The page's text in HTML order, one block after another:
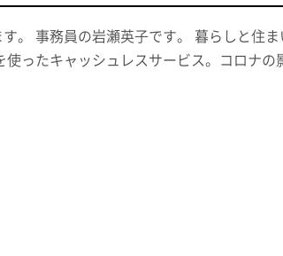
。 事務員の岩瀬英子です。 暮らしと住
ったキャッシュレスサービス。コロナ